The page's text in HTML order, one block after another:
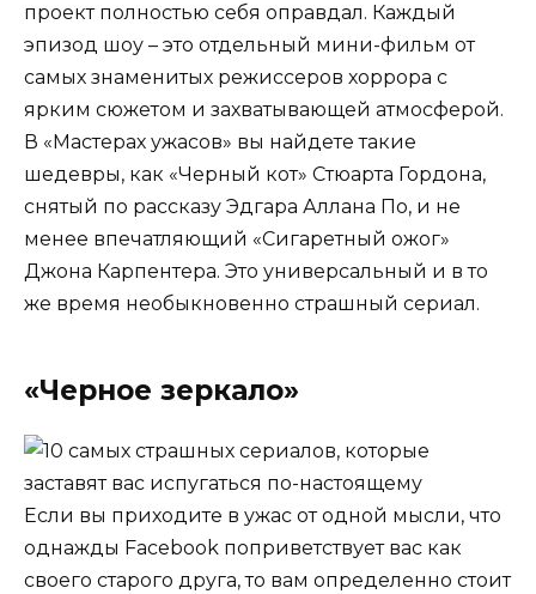
проект полностью себя оправдал. Каждый
эпизод шоу – это отдельный мини-фильм от
самых знаменитых режиссеров хоррора с
ярким сюжетом и захватывающей атмосферой.
В «Мастерах ужасов» вы найдете такие
шедевры, как «Черный кот» Стюарта Гордона,
снятый по рассказу Эдгара Аллана По, и не
менее впечатляющий «Сигаретный ожог»
Джона Карпентера. Это универсальный и в то
же время необыкновенно страшный сериал.
«Черное зеркало»
Если вы приходите в ужас от одной мысли, что
однажды Facebook поприветствует вас как
своего старого друга, то вам определенно стоит